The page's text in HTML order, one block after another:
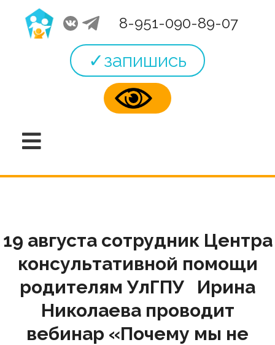
8-951-090-89-07
✓запишись
19 августа сотрудник Центра
консультативной помощи
родителям УлГПУ Ирина
Николаева проводит
вебинар «Почему мы не